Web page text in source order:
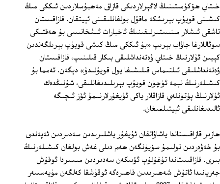
خىتاي ھۆكۈمىتىنىڭ لاگېرلاردىكى قازاق مەھبۇسلاردىن ئىككى مىڭ
كىشىنى قويۇپ بېرىشكە ماقۇل بولغانلىقىنى ئېيتقان. قازاقىستان
تاشقى ئىشلار مىنىستىرلىقىنىڭ ئاخبارات ئىشخانىسى بۇ ھەقتىكى
سوئاللارغا جاۋاب بېرىپ «بۇ ئىككى مىڭ كىشى قويۇپ بېرىلگەندىن
كېيىن ئۇلارنىڭ خىتاي ۋەتەنداشلىقى بىكار قىلىنىپ، قازاقىستان
ۋەتەنداشلىقى ئىلتىماس قىلىشىغا يول قويۇلىدۇ» دېگەن. ئەمما بۇ
كىشىلەرنىڭ نېمە ئۈچۈن قويۇپ بېرىلىدىغانلىقى، شۇنىڭدەك
ئۇلارنىڭ پۈتۈنلەي قازاقلار ياكى ئۇيغۇرلارنىمۇ ئۆز ئىچىگە
ئالىدىغانلىقى ئېيتىلمىغان.
ھازىر قازاقىستاندا ياشاۋاتقان ئۇيغۇر ياشلىرىدىن سەدىردىن ئەپەندى
بۇ خەۋەردىن تولىمۇ سۆيۈنگەن ھەم دىلى غەش بولغان كىشىلەرنىڭ
بىرى. قازاقىستاندا تۇغۇلۇپ ئۆسكەن سەدىردىن مىسىردا ئوقۇش
جەريانىدا ئاتۇش شەھىرىدىن قاھىرەگە ئوقۇشقا كەلگەن مۇيەسسەر